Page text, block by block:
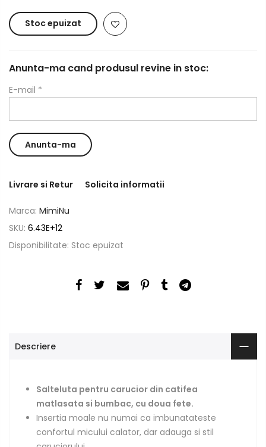
Stoc epuizat
Anunta-ma cand produsul revine in stoc:
E-mail *
Livrare si Retur Solicita informatii
Marca: MimiNu
SKU: 6.43E+12
Disponibilitate: Stoc epuizat
Descriere
Salteluta pentru carucior din catifea
matlasata si bumbac, cu doua fete.
Insertia moale nu numai ca imbunatateste
confortul micului calator, dar adauga si stil